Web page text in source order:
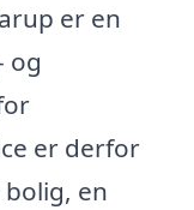
er en
og
er derfor
en